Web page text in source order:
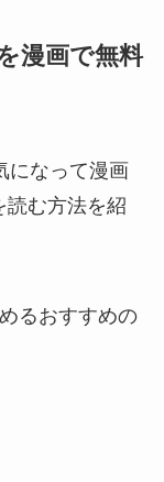
漫画で無料
になって漫画
読む方法を紹
るおすすめの